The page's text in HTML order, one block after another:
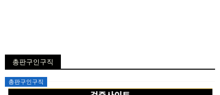
총판구인구직
총판구인구직
Posted
on